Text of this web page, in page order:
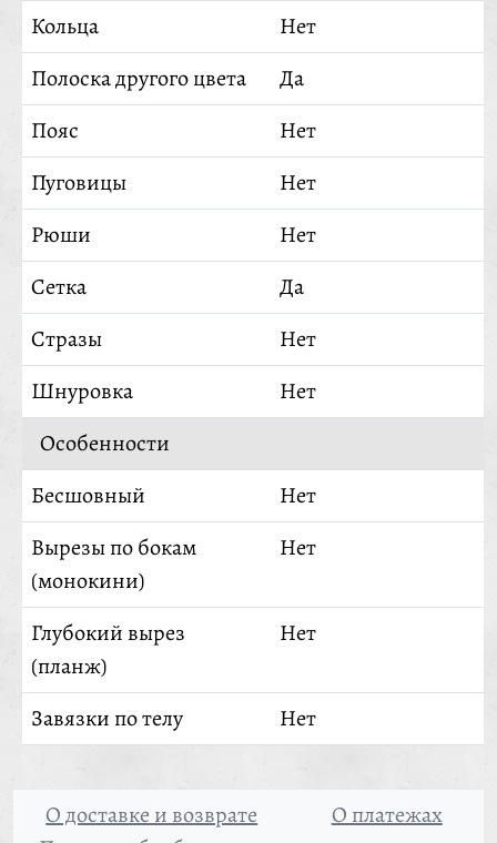
Кольца
Нет
Полоска другого цвета
Да
Пояс
Нет
Пуговицы
Нет
Рюши
Нет
Сетка
Да
Стразы
Нет
Шнуровка
Нет
Особенности
Бесшовный
Нет
Вырезы по бокам
(монокини)
Нет
Глубокий вырез
(планж)
Нет
Завязки по телу Нет
О доставке и возврате
О платежах